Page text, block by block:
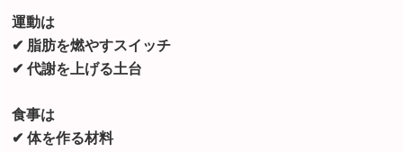
運動は
✔ 脂肪を燃やすスイッチ
✔ 代謝を上げる土台
食事は
✔ 体を作る材料